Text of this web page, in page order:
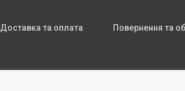
Доставка та оплата Повернення та